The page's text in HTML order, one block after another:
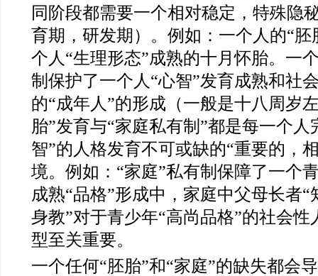
同阶段都需要一个相对稳定，特殊隐
育期，研发期）。例如：一个人的“胚
个人“生理形态”成熟的十月怀胎。一
制保护了一个人“心智”发育成熟和社
的“成年人”的形成（一般是十八周岁
胎”发育与“家庭私有制”都是每一个人
智”的人格发育不可或缺的“重要的，
境。例如：“家庭”私有制保障了一个
成熟“品格”形成中，家庭中父母长者“
身教”对于青少年“高尚品格”的社会性
型至关重要。
一个任何“胚胎”和“家庭”的缺失都会